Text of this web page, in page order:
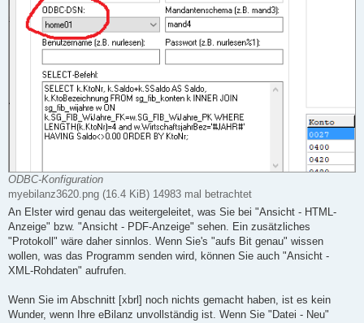
ODBC-Konfiguration
myebilanz3620.png (16.4 KiB) 14983 mal betrachtet
An Elster wird genau das weitergeleitet, was Sie bei "Ansicht - HTML-
Anzeige" bzw. "Ansicht - PDF-Anzeige" sehen. Ein zusätzliches
"Protokoll" wäre daher sinnlos. Wenn Sie's "aufs Bit genau" wissen
wollen, was das Programm senden wird, können Sie auch "Ansicht -
XML-Rohdaten" aufrufen.
Wenn Sie im Abschnitt [xbrl] noch nichts gemacht haben, ist es kein
Wunder, wenn Ihre eBilanz unvollständig ist. Wenn Sie "Datei - Neu"